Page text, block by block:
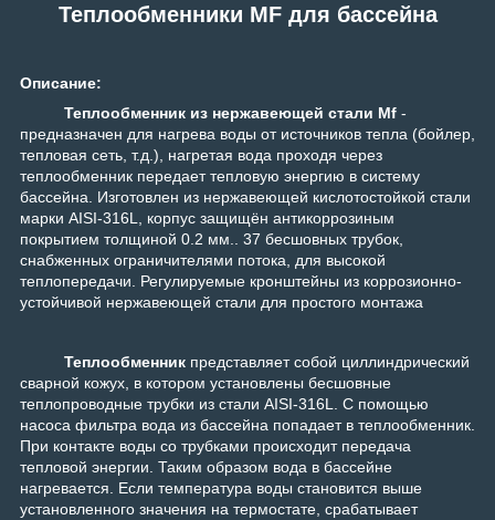
Теплообменники MF для бассейна
Описание:
Теплообменник из нержавеющей стали Mf -
предназначен для нагрева воды от источников тепла (бойлер,
тепловая сеть, т.д.), нагретая вода проходя через
теплообменник передает тепловую энергию в систему
бассейна. Изготовлен из нержавеющей кислотостойкой стали
марки AISI-316L, корпус защищён антикоррозиным
покрытием толщиной 0.2 мм.. 37 бесшовных трубок,
снабженных ограничителями потока, для высокой
теплопередачи. Регулируемые кронштейны из коррозионно-
устойчивой нержавеющей стали для простого монтажа
Теплообменник представляет собой циллиндрический
сварной кожух, в котором установлены бесшовные
теплопроводные трубки из стали AISI-316L. С помощью
насоса фильтра вода из бассейна попадает в теплообменник.
При контакте воды со трубками происходит передача
тепловой энергии. Таким образом вода в бассейне
нагревается. Если температура воды становится выше
установленного значения на термостате, срабатывает